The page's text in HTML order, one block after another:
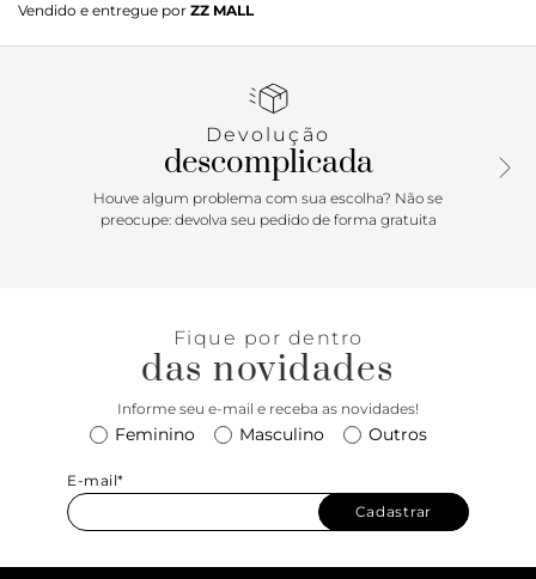
sinônimo de estilo. Trazendo nossa icônica estampa
Triangle, ele une funcionalidade e sofisticação em um só
possui também um pequeno espaço central. Perfeito para
elegância está nas pequenas escolhas!
Vendido e entregue por ZZ MALL
Devolução
descomplicada
Houve algum problema com sua escolha? Não se
preocupe: devolva seu pedido de forma gratuita
Fique por dentro
das novidades
Informe seu e-mail e receba as novidades!
Feminino Masculino Outros
E-mail*
Cadastrar